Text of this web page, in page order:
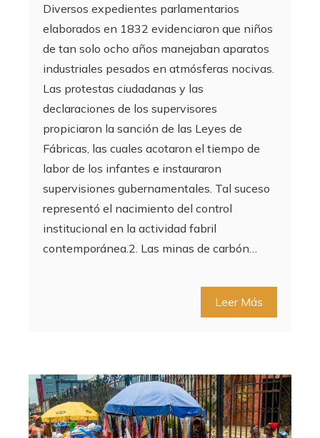
Diversos expedientes parlamentarios
elaborados en 1832 evidenciaron que niños
de tan solo ocho años manejaban aparatos
industriales pesados en atmósferas nocivas.
Las protestas ciudadanas y las
declaraciones de los supervisores
propiciaron la sanción de las Leyes de
Fábricas, las cuales acotaron el tiempo de
labor de los infantes e instauraron
supervisiones gubernamentales. Tal suceso
representó el nacimiento del control
institucional en la actividad fabril
contemporánea.2. Las minas de carbón…
Leer Más